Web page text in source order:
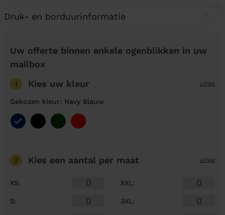
Druk- en borduurinformatie
Uw offerte binnen enkele ogenblikken in uw
mailbox
1 Kies uw kleur uitleg
Gekozen kleur: Navy Blauw
2 Kies een aantal per maat uitleg
XS:
S:
XXL :
3XL :